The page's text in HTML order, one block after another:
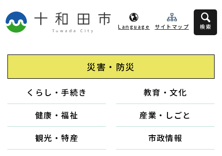
Language サイトマップ 検索
災害・防災
くらし・手続き
教育・文化
健康・福祉
産業・しごと
観光・特産
市政情報